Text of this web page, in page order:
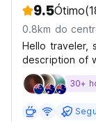
9.5Ótimo
0.8km do
Hello traveler,
description of
breakfast,
looking for.
Shala...
30+